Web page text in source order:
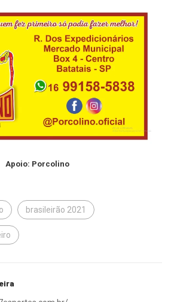
Apoio: Porcolino
brasileirão 2021